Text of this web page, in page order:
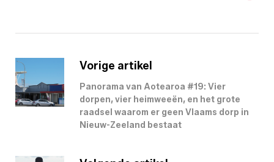
Vorige artikel
Panorama van Aotearoa #19: Vier
dorpen, vier heimweeën, en het grote
raadsel waarom er geen Vlaams dorp in
Nieuw-Zeeland bestaat